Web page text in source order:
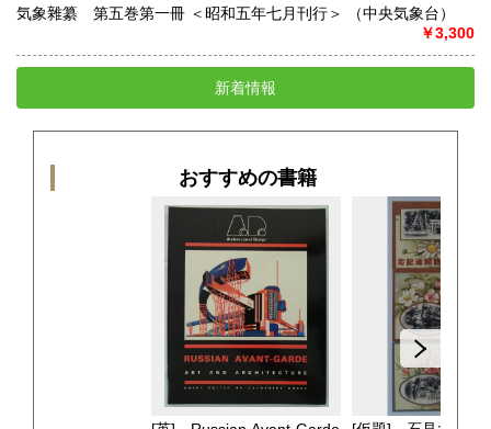
気象雜纂 第五巻第一冊 ＜昭和五年七月刊行＞ （中央気象台）
￥3,300
新着情報
おすすめの書籍